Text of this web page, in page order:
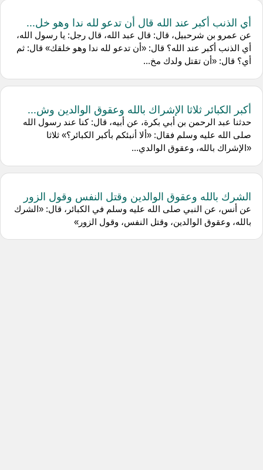
أي الذنب أكبر عند الله قال أن تدعو لله ندا وهو خل...
عن عمرو بن شرحبيل، قال: قال عبد الله، قال رجل: يا رسول الله،
أي الذنب أكبر عند الله؟ قال: «أن تدعو لله ندا وهو خلقك» قال: ثم
أي؟ قال: «أن تقتل ولدك مخ...
أكبر الكبائر ثلاثا الإشراك بالله وعقوق الوالدين وش...
حدثنا عبد الرحمن بن أبي بكرة، عن أبيه، قال: كنا عند رسول الله
صلى الله عليه وسلم فقال: «ألا أنبئكم بأكبر الكبائر؟» ثلاثا
«الإشراك بالله، وعقوق الوالدي...
الشرك بالله وعقوق الوالدين وقتل النفس وقول الزور
عن أنس، عن النبي صلى الله عليه وسلم في الكبائر، قال: «الشرك
بالله، وعقوق الوالدين، وقتل النفس، وقول الزور»